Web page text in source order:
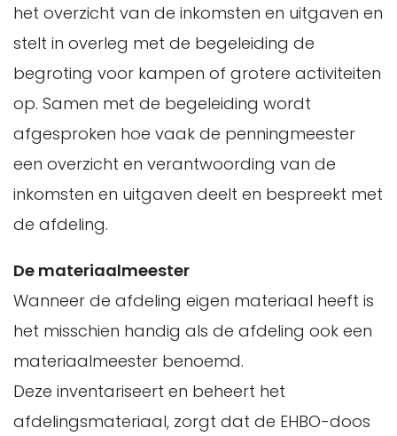
het overzicht van de inkomsten en uitgaven en
stelt in overleg met de begeleiding de
begroting voor kampen of grotere activiteiten
op. Samen met de begeleiding wordt
afgesproken hoe vaak de penningmeester
een overzicht en verantwoording van de
inkomsten en uitgaven deelt en bespreekt met
de afdeling.
De materiaalmeester
Wanneer de afdeling eigen materiaal heeft is
het misschien handig als de afdeling ook een
materiaalmeester benoemd.
Deze inventariseert en beheert het
afdelingsmateriaal, zorgt dat de EHBO-doos